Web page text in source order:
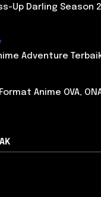
Up Darling Season
Adventure Terbaik
Anime OVA,